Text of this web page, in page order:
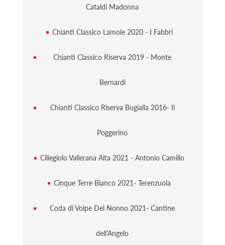
Cataldi Madonna
Chianti Classico Lamole 2020 - I Fabbri
Chianti Classico Riserva 2019 - Monte
Bernardi
Chianti Classico Riserva Bugialla 2016- Il
Poggerino
Ciliegiolo Vallerana Alta 2021 - Antonio Camillo
Cinque Terre Bianco 2021- Terenzuola
Coda di Volpe Del Nonno 2021- Cantine
dell'Angelo